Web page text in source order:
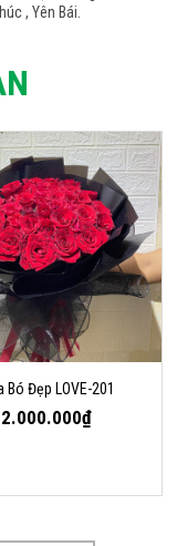
, Yên Bái.
Bó Đẹp LOVE-201
2.000.000₫